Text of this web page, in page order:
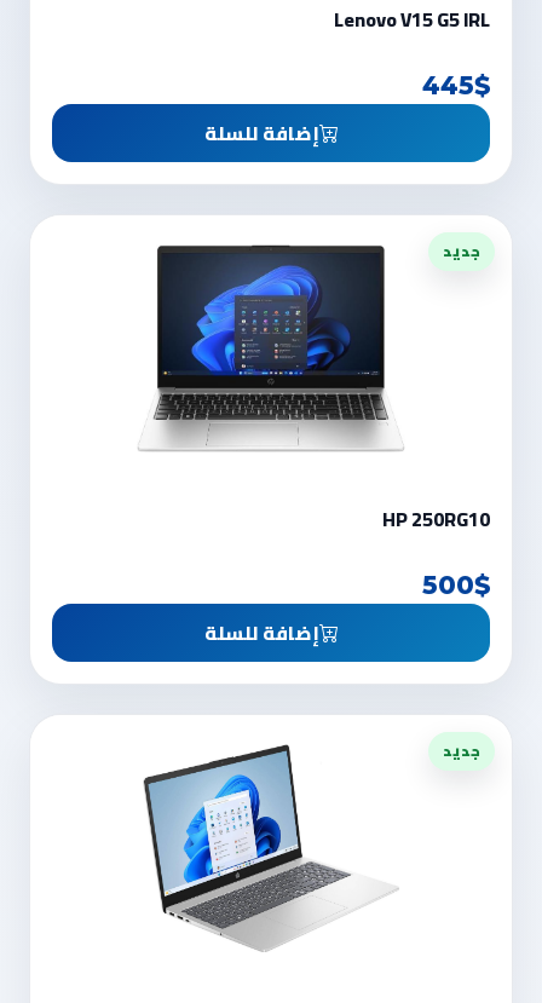
Lenovo V15 G5 IRL
445$
إضافة للسلة
جديد
HP 250RG10
500$
إضافة للسلة
جديد